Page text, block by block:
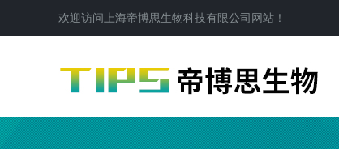
欢迎访问 上海帝博思生物科技有限公司 网站！